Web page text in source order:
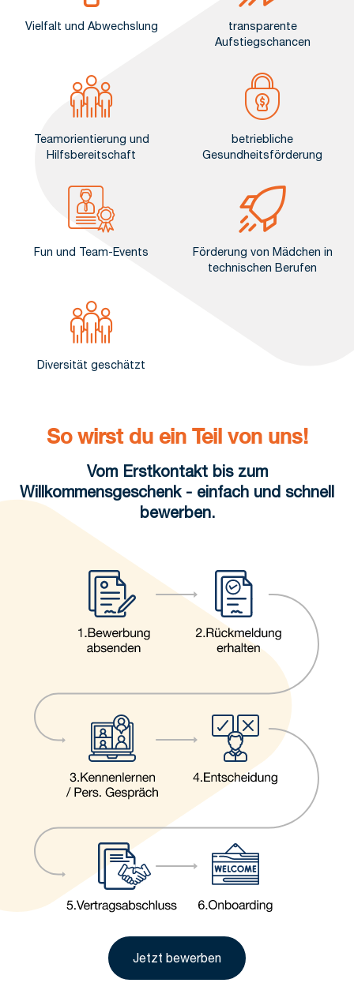
Vielfalt und Abwechslung
transparente
Aufstiegschancen
Teamorientierung und
Hilfsbereitschaft
betriebliche
Gesundheitsförderung
Fun und Team-Events
Förderung von Mädchen in
technischen Berufen
Diversität geschätzt
So wirst du ein Teil von uns!
Vom Erstkontakt bis zum
Willkommensgeschenk - einfach und schnell
bewerben.
Jetzt bewerben